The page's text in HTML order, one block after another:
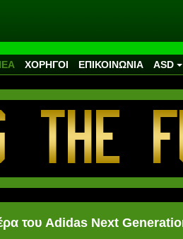
ΧΟΡΗΓΟΙ ΕΠΙΚΟΙΝΩΝΙΑ ASD
του Adidas Next